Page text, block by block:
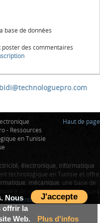
base de données
des commentaires
Haut de page
- Ressources
en Tunisie
, électronique, informatique
technologique en Tunisie et offre
, mécanique, une base de
de ressources pédagogiques
-confidentialité- Tunisie Index
J'accepte
Nous
offrir la
Web.
Plus d'infos